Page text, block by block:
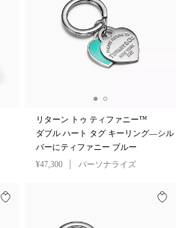
リターン トゥ ティファニー™
ダブル ハート タグ キーリング—シル
バーにティファニー ブルー
¥47,300
パーソナライズ